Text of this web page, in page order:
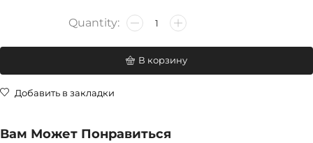
В корзину
Добавить в закладки
Вам Может Понравиться